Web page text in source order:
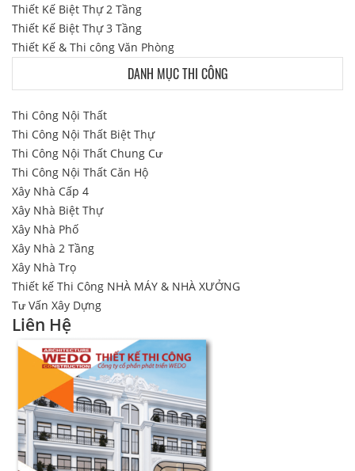
Thiết Kế Biệt Thự 2 Tầng
Thiết Kế Biệt Thự 3 Tầng
Thiết Kế & Thi công Văn Phòng
DANH MỤC THI CÔNG
Thi Công Nội Thất
Thi Công Nội Thất Biệt Thự
Thi Công Nội Thất Chung Cư
Thi Công Nội Thất Căn Hộ
Xây Nhà Cấp 4
Xây Nhà Biệt Thự
Xây Nhà Phố
Xây Nhà 2 Tầng
Xây Nhà Trọ
Thiết kế Thi Công NHÀ MÁY & NHÀ XƯỞNG
Tư Vấn Xây Dựng
Liên Hệ